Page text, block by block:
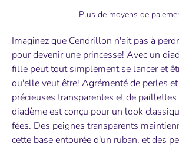
Plus de moyens de
Imaginez que Cendrillon n'ait pas à
pour devenir une princesse! Avec un
fille peut tout simplement se lancer et
qu'elle veut être! Agrémenté de perles
précieuses transparentes et de paillettes
diadème est conçu pour un look
fées. Des peignes transparents
cette base entourée d'un ruban, et des